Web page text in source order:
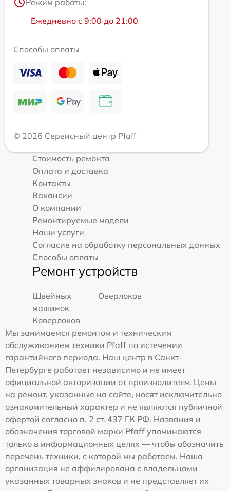
Ежедневно с 9:00 до 21:00
Способы оплаты
© 2026 Сервисный центр Pfaff
Стоимость ремонта
Оплата и доставка
Контакты
Вакансии
О компании
Ремонтируемые модели
Наши услуги
Согласие на обработку персональных данных
Способы оплаты
Ремонт устройств
Швейных
машинок
Оверлоков
Коверлоков
Мы занимаемся ремонтом и техническим
обслуживанием техники Pfaff по истечении
гарантийного периода. Наш центр в Санкт-
Петербурге работает независимо и не имеет
официальной авторизации от производителя. Цены
на ремонт, указанные на сайте, носят исключительно
ознакомительный характер и не являются публичной
офертой согласно п. 2 ст. 437 ГК РФ. Названия и
обозначения торговой марки Pfaff упоминаются
только в информационных целях — чтобы обозначить
перечень техники, с которой мы работаем. Наша
организация не аффилирована с владельцами
указанных товарных знаков и не представляет их